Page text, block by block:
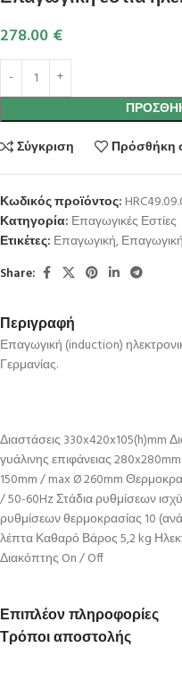
278.00 €
Σύγκριση
Πρόσθήκη
Κωδικός προϊόντος:
Κατηγορία: Επαγωγικές Εστίες
Ετικέτες: Επαγωγική,
Share:
Περιγραφή
Επαγωγική (induction)
Γερμανίας.
Διαστάσεις 330x420x105(h)mm
γυάλινης επιφάνειας
150mm / max Ø 260mm
/ 50-60Hz Στάδια ρυθμίσεων
ρυθμίσεων θερμοκρασίας 10
λέπτα Καθαρό Βάρος 5,2 kg
Διακόπτης On / Off
Επιπλέον πληροφορίες
Τρόποι αποστολής